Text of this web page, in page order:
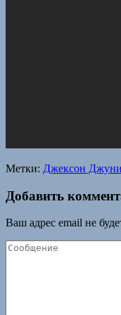
Метки: Джексон
Добавить
Ваш адрес email не